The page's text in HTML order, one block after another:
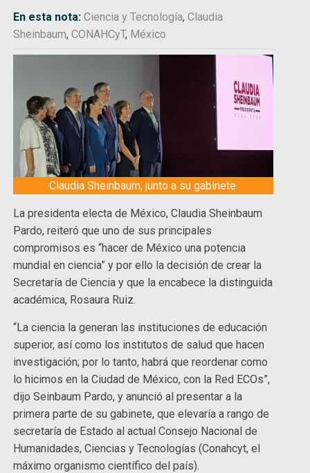
En esta nota:Ciencia y Tecnología,Claudia
Sheinbaum,CONAHCyT, México
Claudia Sheinbaum, junto a su gabinete.
La presidenta electa de México, Claudia Sheinbaum
Pardo, reiteró que uno de sus principales
compromisos es “hacer de México una potencia
mundial en ciencia” y por ello la decisión de crear la
Secretaría de Ciencia y que la encabece la distinguida
académica, Rosaura Ruiz.
“La ciencia la generan las instituciones de educación
superior, así como los institutos de salud que hacen
investigación; por lo tanto, habrá que reordenar como
lo hicimos en la Ciudad de México, con la Red ECOs”,
dijo Seinbaum Pardo, y anunció al presentar a la
primera parte de su gabinete, que elevaría a rango de
secretaría de Estado al actual Consejo Nacional de
Humanidades, Ciencias y Tecnologías (Conahcyt, el
máximo organismo científico del país).